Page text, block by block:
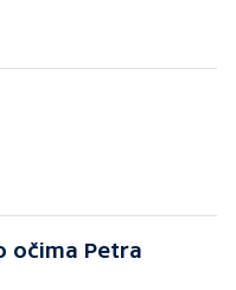
očima Petra